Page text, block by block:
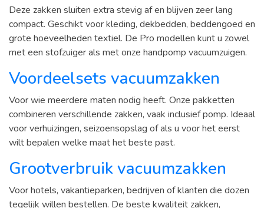
Deze zakken sluiten extra stevig af en blijven zeer lang
compact. Geschikt voor kleding, dekbedden, beddengoed en
grote hoeveelheden textiel. De Pro modellen kunt u zowel
met een stofzuiger als met onze handpomp vacuumzuigen.
Voordeelsets vacuumzakken
Voor wie meerdere maten nodig heeft. Onze pakketten
combineren verschillende zakken, vaak inclusief pomp. Ideaal
voor verhuizingen, seizoensopslag of als u voor het eerst
wilt bepalen welke maat het beste past.
Grootverbruik vacuumzakken
Voor hotels, vakantieparken, bedrijven of klanten die dozen
tegelijk willen bestellen. De beste kwaliteit zakken,